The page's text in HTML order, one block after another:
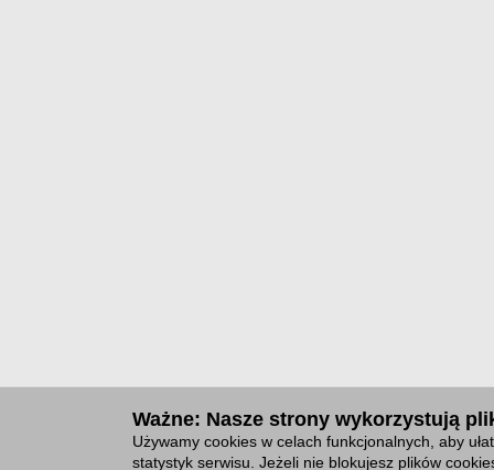
Ważne: Nasze strony wykorzystują
Używamy cookies w celach funkcjonalnych, aby
statystyk serwisu. Jeżeli nie blokujesz plików